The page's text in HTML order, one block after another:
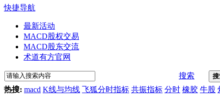
快捷导航
最新活动
MACD股权交易
MACD股东交流
术道有方官网
搜索
热搜: macd K线与均线 飞狐分时指标 共振指标 分时 橡胶 牛股